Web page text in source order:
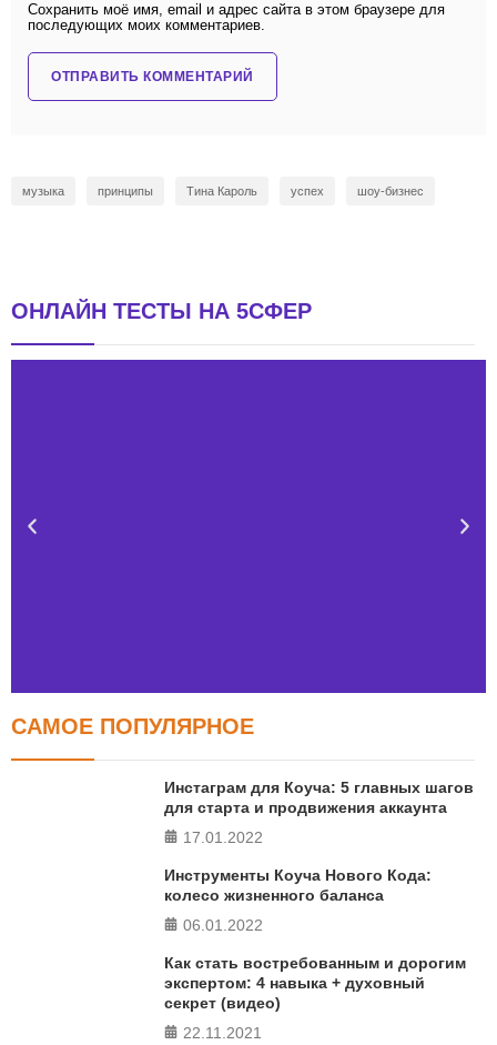
Сохранить моё имя, email и адрес сайта в этом браузере для
последующих моих комментариев.
музыка принципы Тина Кароль успех шоу-бизнес
ОНЛАЙН ТЕСТЫ НА 5СФЕР
Тест FERMI
в 5 главных сферах
САМОЕ ПОПУЛЯРНОЕ
Инстаграм для Коуча: 5 главных шагов
для старта и продвижения аккаунта
17.01.2022
Инструменты Коуча Нового Кода:
колесо жизненного баланса
06.01.2022
Как стать востребованным и дорогим
экспертом: 4 навыка + духовный
секрет (видео)
22.11.2021